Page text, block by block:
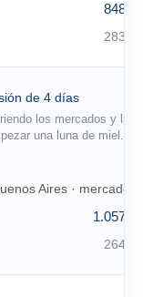
848 €
283 €
de 4 días
los mercados y las
una luna de miel.
Aires · mercados
1.057 €
264 €